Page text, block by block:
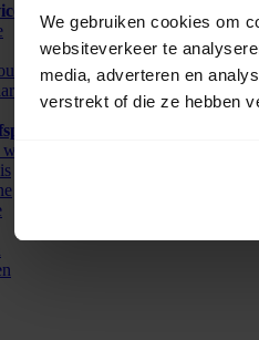
We gebruiken cookies om
websiteverkeer te
media, adverteren en
verstrekt of die ze hebben